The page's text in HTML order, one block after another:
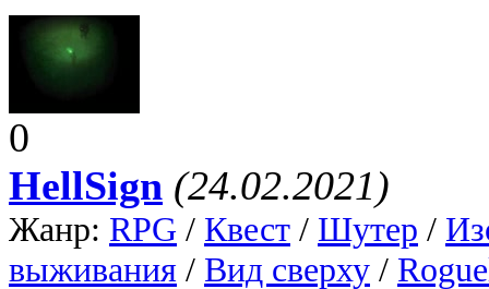
0
HellSign (24.02.2021)
Жанр: RPG / Квест / Шутер /
выживания / Вид сверху /